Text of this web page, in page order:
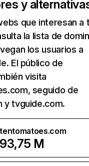
y
que interesan a
la lista de
los usuarios a
El público de
visita
seguido de
y tvguide.com.
93,75 M